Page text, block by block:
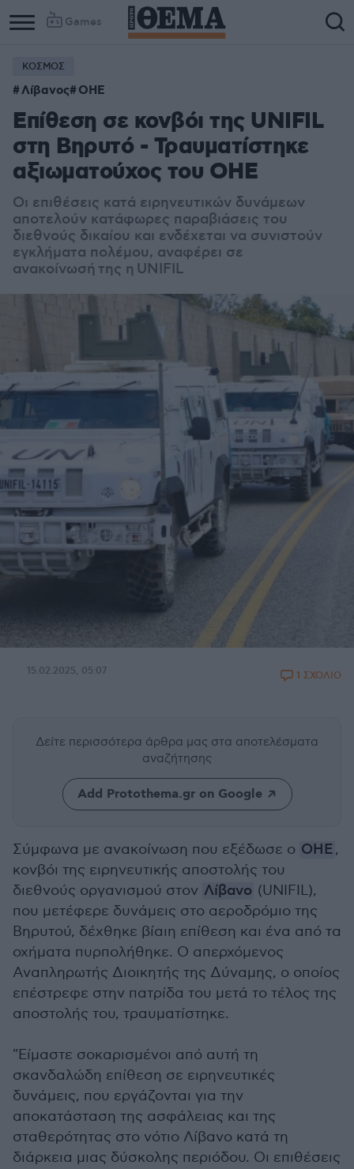
Games
ΚΟΣΜΟΣ
Λίβανος ΟΗΕ
Eπίθεση σε κονβόι της UNIFIL
στη Βηρυτό - Τραυματίστηκε
αξιωματούχος του ΟΗΕ
Οι επιθέσεις κατά ειρηνευτικών δυνάμεων
αποτελούν κατάφωρες παραβιάσεις του
διεθνούς δικαίου και ενδέχεται να συνιστούν
εγκλήματα πολέμου, αναφέρει σε
ανακοίνωσή της η UNIFIL
15.02.2025, 05:07 1 ΣΧΟΛΙΟ
Δείτε περισσότερα άρθρα μας στα αποτελέσματα
αναζήτησης
Add Protothema.gr on Google
Σύμφωνα με ανακοίνωση που εξέδωσε ο ΟΗΕ,
κονβόι της ειρηνευτικής αποστολής του
διεθνούς οργανισμού στον Λίβανο (UNIFIL),
που μετέφερε δυνάμεις στο αεροδρόμιο της
Βηρυτού, δέχθηκε βίαιη επίθεση και ένα από τα
οχήματα πυρπολήθηκε. Ο απερχόμενος
Αναπληρωτής Διοικητής της Δύναμης, ο οποίος
επέστρεφε στην πατρίδα του μετά το τέλος της
αποστολής του, τραυματίστηκε.
"Είμαστε σοκαρισμένοι από αυτή τη
σκανδαλώδη επίθεση σε ειρηνευτικές
δυνάμεις, που εργάζονται για την
αποκατάσταση της ασφάλειας και της
σταθερότητας στο νότιο Λίβανο κατά τη
διάρκεια μιας δύσκολης περιόδου. Οι επιθέσεις